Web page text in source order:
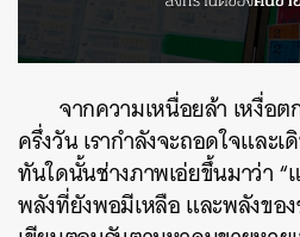
จากความเหนื่อยล้า เหงื่อ
ครึ่งวัน เรากำลังจะถอดใจและ
ทันใดนั้นช่างภาพเอ่ยขึ้นมาว่า
พลังที่ยังพอมีเหลือ และพลังขอ